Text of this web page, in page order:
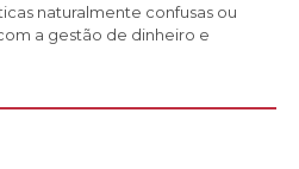
naturalmente confusas ou
a gestão de dinheiro e